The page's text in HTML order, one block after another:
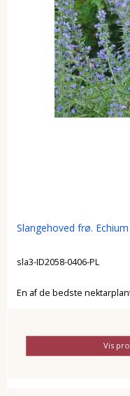
Slangehoved frø.
sla3-ID2058-0406-PL
En af de bedste
Vis